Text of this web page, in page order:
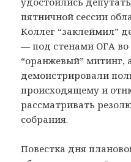
пятничной сессии
Коллег “заклеймил”
— под стенами ОГА во
“оранжевый” митинг,
демонстрировали
происходящему и
рассматривать
собрания.
Повестка дня